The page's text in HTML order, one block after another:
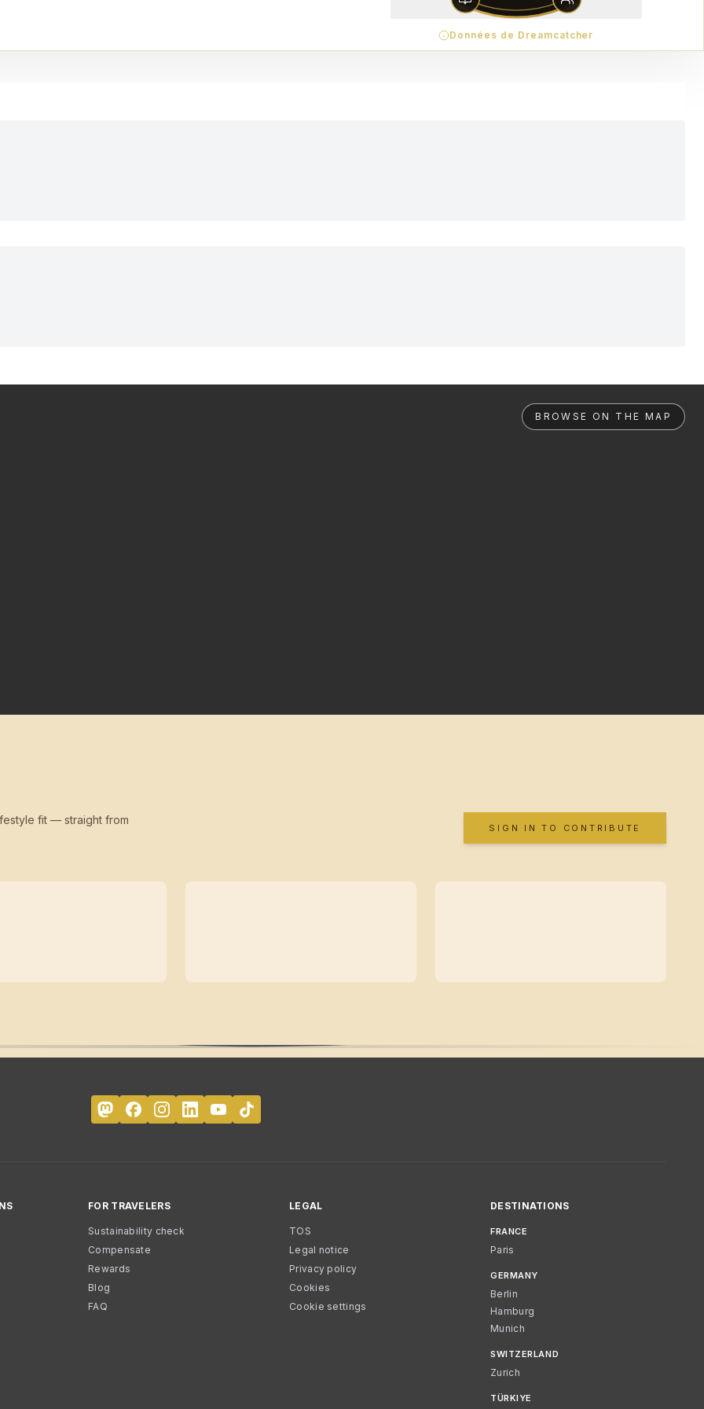
Données de Dreamcatcher
BROWSE ON THE MAP
fit — straight from
SIGN IN TO CONTRIBUTE
FOR TRAVELERS
Sustainability check
Compensate
Rewards
Blog
FAQ
LEGAL
TOS
Legal notice
Privacy policy
Cookies
Cookie settings
DESTINATIONS
FRANCE
Paris
GERMANY
Berlin
Hamburg
Munich
SWITZERLAND
Zurich
TÜRKIYE